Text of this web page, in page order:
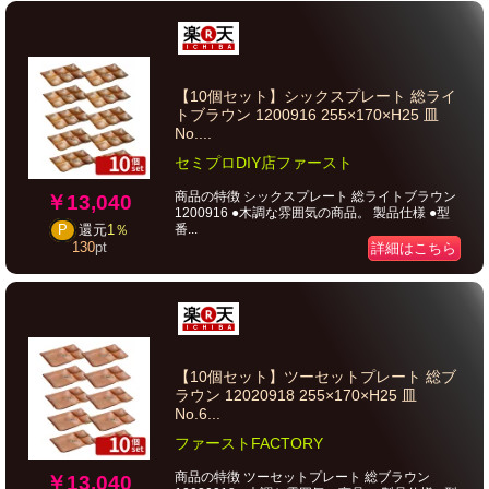
￥13,040
P 還元1％
130pt
【10個セット】シックスプレート 総ライ
トブラウン 1200916 255×170×H25 皿
No....
セミプロDIY店ファースト
商品の特徴 シックスプレート 総ライトブラウン
1200916 ●木調な雰囲気の商品。 製品仕様 ●型
番...
詳細はこちら
￥13,040
【10個セット】ツーセットプレート 総ブ
ラウン 12020918 255×170×H25 皿
No.6...
ファーストFACTORY
商品の特徴 ツーセットプレート 総ブラウン